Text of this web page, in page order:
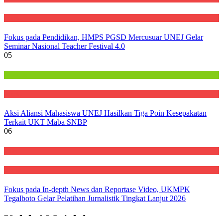
Fokus pada Pendidikan, HMPS PGSD Mercusuar UNEJ Gelar
Seminar Nasional Teacher Festival 4.0
05
Aksi Aliansi Mahasiswa UNEJ Hasilkan Tiga Poin Kesepakatan
Terkait UKT Maba SNBP
06
Fokus pada In-depth News dan Reportase Video, UKMPK
Tegalboto Gelar Pelatihan Jurnalistik Tingkat Lanjut 2026